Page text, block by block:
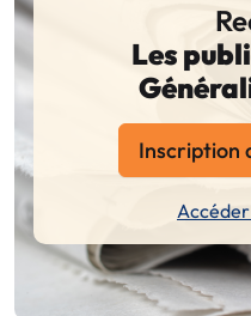
Les
Inscription